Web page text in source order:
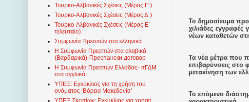
Το δημοσίευμα
χιλιάδες εγγραφές
νέων καταθετών
Τα νέα μέτρα που
επιβαρύνσεις στο
μετακίνηση των
Το επόμενο
Τουρκο-Αλβανικές Σχέσεις (Μέρος Γ΄)
Τουρκο-Αλβανικές Σχέσεις (Μέρος Δ΄)
Τουρκο-Αλβανικές Σχέσεις (Μέρος Ε΄-
τελευταίο)
Συμφωνία Πρεσπών στα ελληνικά
Η Συμφωνία Πρεσπών στα σλαβικά
(Βαρδαρικά)-Преспански договор
Η Συμφωνία Πρεσπών Ελλάδας- πΓΔΜ
στα αγγλικά
ΥΠΕΞ: Εγκύκλιος για τη χρήση του
ονόματος ‘Βόρεια Μακεδονία’
ΥΠΕΞ Σκοπίων: Εγκύκλιος για χρήση